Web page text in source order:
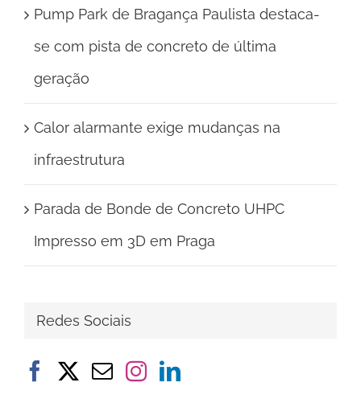
Pump Park de Bragança Paulista destaca-
se com pista de concreto de última
geração
Calor alarmante exige mudanças na
infraestrutura
Parada de Bonde de Concreto UHPC
Impresso em 3D em Praga
Redes Sociais